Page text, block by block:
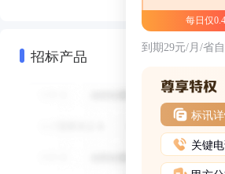
招标产品
每日仅
到期29元/月/省
标讯
关键